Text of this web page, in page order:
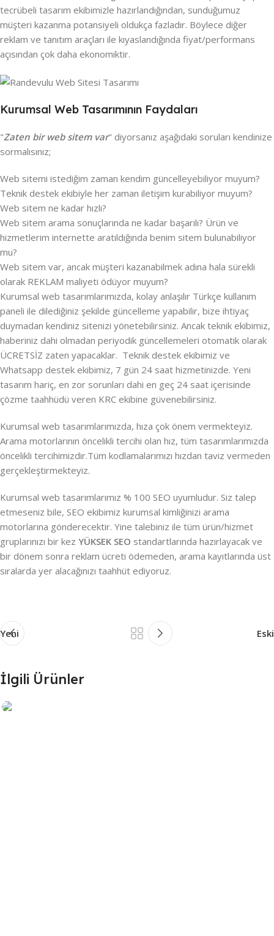
tecrübeli tasarım ekibimizle hazırlandığından, sunduğumuz
müşteri kazanma potansiyeli oldukça fazladır. Böylece diğer
reklam ve tanıtım araçları ile kıyaslandığında fiyat/performans
açısından çok daha ekonomiktir.
Kurumsal Web Tasarımının Faydaları
"Zaten bir web sitem var" diyorsanız aşağıdaki soruları kendinize
sormalısınız;
Web sitemi istediğim zaman kendim güncelleyebiliyor muyum?
Teknik destek ekibiyle her zaman iletişim kurabiliyor muyum?
Web sitem ne kadar hızlı?
Web sitem arama sonuçlarında ne kadar başarılı? Ürün ve
hizmetlerim internette aratıldığında benim sitem bulunabiliyor
mu?
Web sitem var, ancak müşteri kazanabilmek adına hala sürekli
olarak REKLAM maliyeti ödüyor muyum?
Kurumsal web tasarımlarımızda, kolay anlaşılır Türkçe kullanım
paneli ile dilediğiniz şekilde güncelleme yapabilir, bize ihtiyaç
duymadan kendiniz sitenizi yönetebilirsiniz. Ancak teknik ekibimiz,
haberiniz dahi olmadan periyodik güncellemeleri otomatik olarak
ÜCRETSİZ zaten yapacaklar. Teknik destek ekibimiz ve
Whatsapp destek ekibimiz, 7 gün 24 saat hizmetinizde. Yeni
tasarım hariç, en zor sorunları dahi en geç 24 saat içerisinde
çözme taahhüdü veren KRC ekibine güvenebilirsiniz.
Kurumsal web tasarımlarımızda, hıza çok önem vermekteyiz.
Arama motorlarının öncelikli tercihi olan hız, tüm tasarımlarımızda
öncelikli tercihimizdir.Tüm kodlamalarımızı hızdan taviz vermeden
gerçekleştirmekteyiz.
Kurumsal web tasarımlarımız % 100 SEO uyumludur. Siz talep
etmeseniz bile, SEO ekibimiz kurumsal kimliğinizi arama
motorlarına gönderecektir. Yine talebiniz ile tüm ürün/hizmet
gruplarınızı bir kez YÜKSEK SEO standartlarında hazırlayacak ve
bir dönem sonra reklam ücreti ödemeden, arama kayıtlarında üst
sıralarda yer alacağınızı taahhüt ediyoruz.
Yeni Eski
İlgili Ürünler